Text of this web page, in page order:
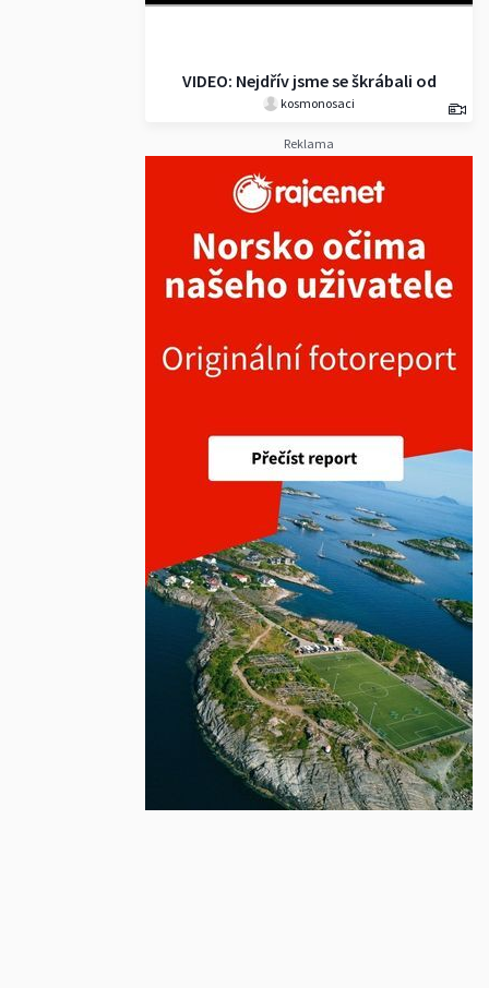
VIDEO: Nejdřív jsme se škrábali od
moře 1600 m vysoko a pak sjížděli
kosmonosaci
Reklama